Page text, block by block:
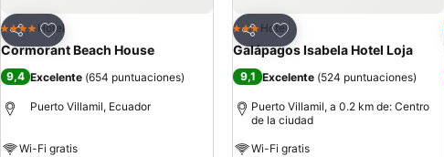
Compartir
Agregar a favoritos
4 EstrellasHotel
Cormorant Beach House
9,4 Excelente (654 puntuaciones)
Puerto Villamil, Ecuador
Wi-Fi gratis
Compartir
Agregar a favoritos
3 Estrellas
Hotel
Galápagos Isabela Hotel Loja
9,1 Excelente (524 puntuaciones)
Puerto Villamil, a 0.2 km de: Centro
de la ciudad
Wi-Fi gratis